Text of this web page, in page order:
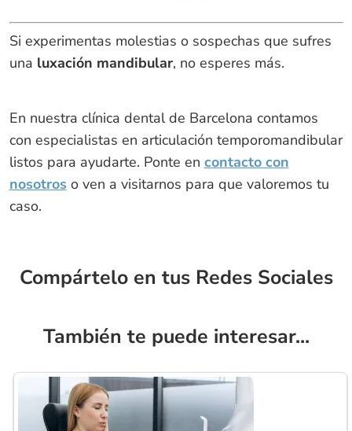
Si experimentas molestias o sospechas que sufres
una luxación mandibular, no esperes más.
En nuestra clínica dental de Barcelona contamos
con especialistas en articulación temporomandibular
listos para ayudarte. Ponte en contacto con
nosotros o ven a visitarnos para que valoremos tu
caso.
Compártelo en tus Redes Sociales
También te puede interesar...